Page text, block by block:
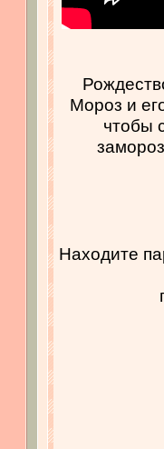
Мороз и
чтобы
Находите